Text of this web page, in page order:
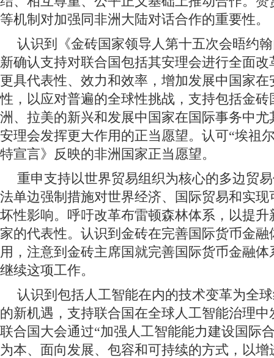
等机制对加强同非洲大陆对话合作的重要性。
认识到《金砖国家领导人第十五次会晤约
新确认支持对联合国包括其安理会进行全面
更具代表性、效力和效率，增加发展中国家
性，以应对普遍的全球性挑战，支持包括金
洲、拉美的新兴和发展中国家在国际事务中
安理会发挥更大作用的正当愿望。认可“埃祖
特宣言》反映的非洲国家正当愿望。
重申支持以世界贸易组织为核心的多边贸
法单边强制措施对世界经济、国际贸易和实
坏性影响。呼吁改革布雷顿森林体系，以提
家的代表性。认识到金砖在完善国际货币金
用，注意到金砖主席国就完善国际货币金融
继续这项工作。
认识到包括人工智能在内的技术变革为全
的新机遇，支持联合国在全球人工智能治理
联合国大会通过“加强人工智能能力建设国际
为本、面向发展、包容和可持续的方式，以